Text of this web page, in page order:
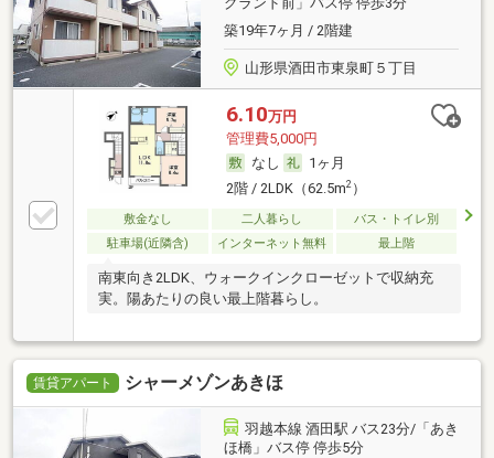
築19年7ヶ月 / 2階建
山形県酒田市東泉町５丁目
6.10万円
管理費5,000円
なし
1ヶ月
2階 / 2LDK（62.5m2）
敷金なし 二人暮らし
バス・トイレ別
駐車場(近隣含)
インターネット無料 最上階
南東向き2LDK、ウォークインクローゼットで収納充
実。陽あたりの良い最上階暮らし。
賃貸アパート シャーメゾンあきほ
羽越本線 酒田駅 バス23分/「あき
ほ橋」バス停 停歩5分